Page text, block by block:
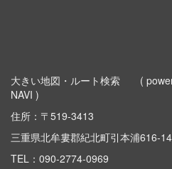
大きい地図・ルート検索
(
NAVI )
住所：〒519-3413
三重県北牟婁郡紀北町引本浦616-14
TEL： 090-2774-0969